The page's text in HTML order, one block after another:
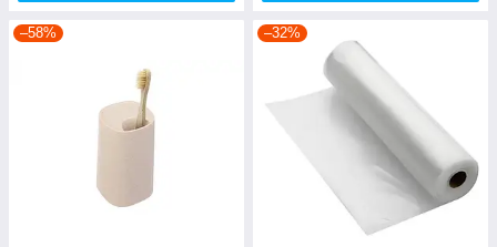
–58% –32%